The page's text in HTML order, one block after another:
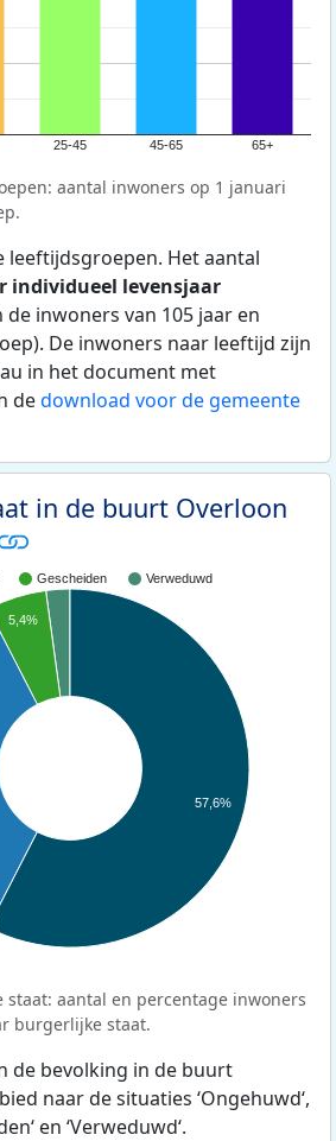
25-45 45-65 65+
aantal inwoners op 1 januari
leeftijdsgroepen. Het aantal
individueel levensjaar
de inwoners van 105 jaar en
De inwoners naar leeftijd zijn
in het document met
dedownload voor de gemeente
in de buurt Overloon
Gescheiden Verweduwd
5,4%
57,6%
aantal en percentage inwoners
burgerlijke staat.
de bevolking in de buurt
naar de situaties ‘Ongehuwd‘,
en ‘Verweduwd‘.